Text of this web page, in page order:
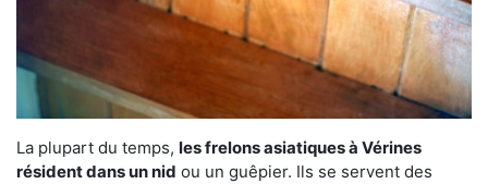
La plupart du temps, les frelons asiatiques à Vérines
résident dans un nid ou un guêpier. Ils se servent des